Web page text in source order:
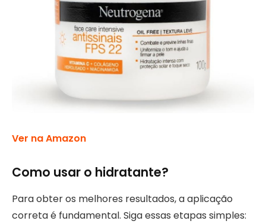
Ver na Amazon
Como usar o hidratante?
Para obter os melhores resultados, a aplicação
correta é fundamental. Siga essas etapas simples: